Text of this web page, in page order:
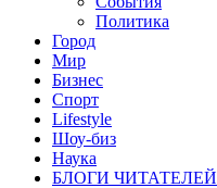
Политика
Город
Мир
Бизнес
Спорт
Lifestyle
Шоу-биз
Наука
БЛОГИ ЧИТАТЕЛЕЙ